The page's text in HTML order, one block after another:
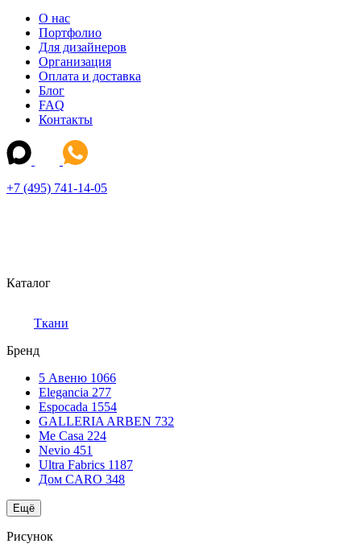
О нас
Портфолио
Для дизайнеров
Организация
Оплата и доставка
Блог
FAQ
Контакты
+7 (495) 741-14-05
Каталог
Ткани
Бренд
5 Авеню 1066
Elegancia 277
Espocada 1554
GALLERIA ARBEN 732
Me Casa 224
Nevio 451
Ultra Fabrics 1187
Дом CARO 348
Ещё
Рисунок